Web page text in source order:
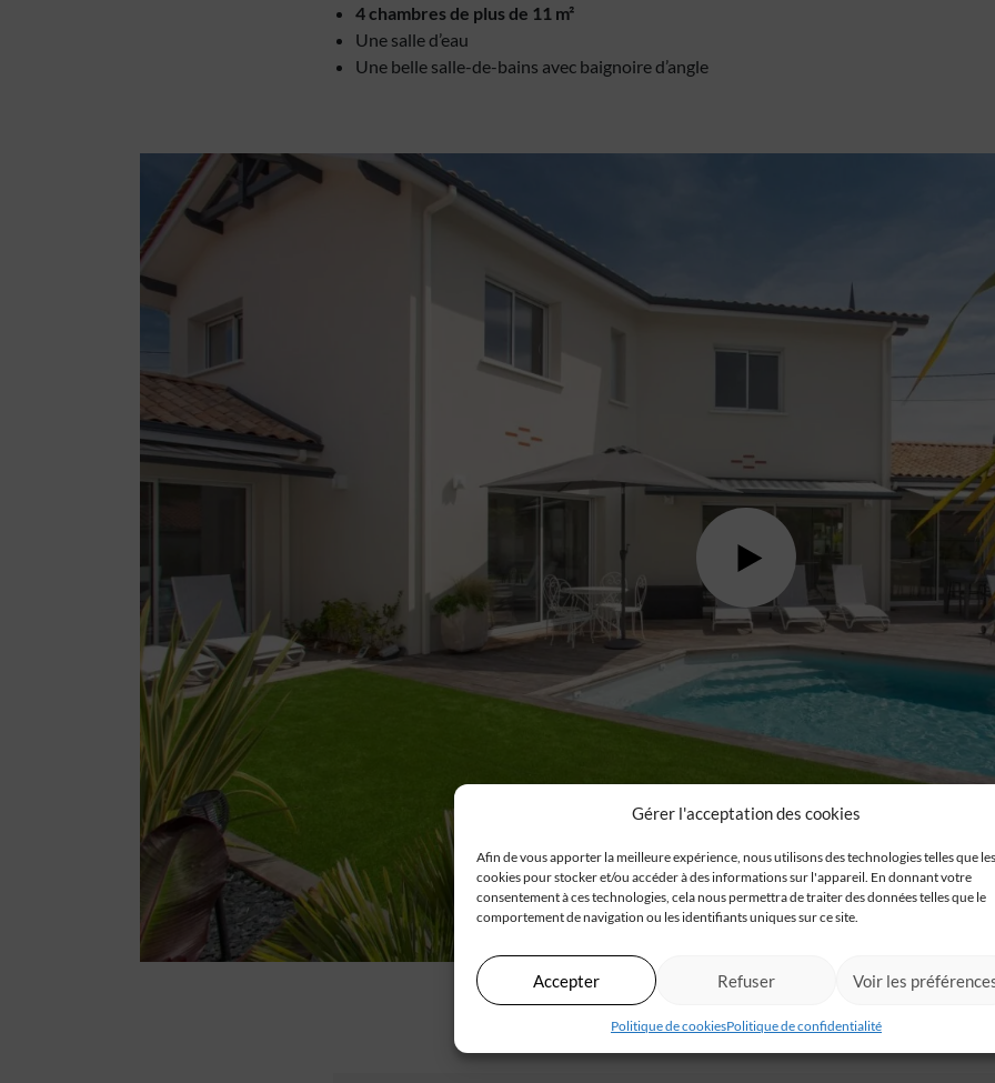
Gérer l'acceptation des cookies
Afin de vous apporter la meilleure expérience, nous utilisons des technologies telles que les
cookies pour stocker et/ou accéder à des informations sur l'appareil. En donnant votre
consentement à ces technologies, cela nous permettra de traiter des données telles que le
comportement de navigation ou les identifiants uniques sur ce site.
Accepter Refuser Voir les
Politique de cookiesPolitique de confidentialité
4 chambres de plus de 11 m²
Une salle d’eau
Une belle salle-de-bains avec baignoire d’angle